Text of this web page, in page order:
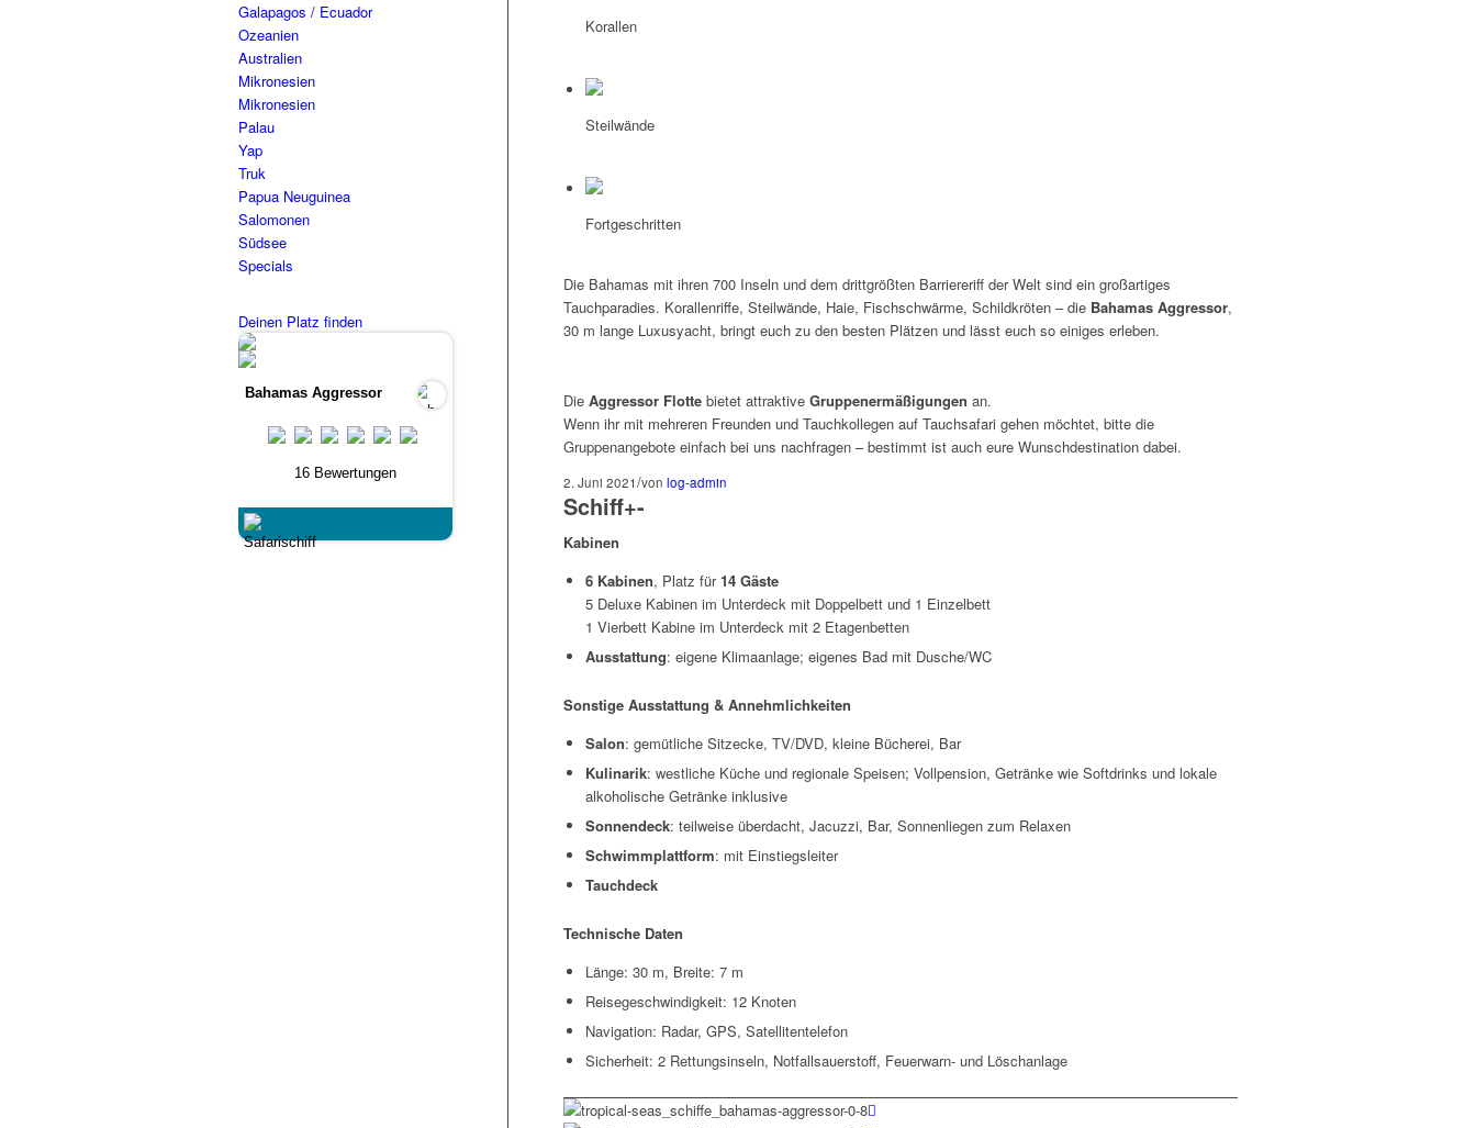
Korallen
Steilwände
Fortgeschritten
Die Bahamas mit ihren 700 Inseln und dem drittgrößten Barriereriff der Welt sind ein großartiges
Tauchparadies. Korallenriffe, Steilwände, Haie, Fischschwärme, Schildkröten – die Bahamas Aggressor,
30 m lange Luxusyacht, bringt euch zu den besten Plätzen und lässt euch so einiges erleben.
Die Aggressor Flottebietet attraktive Gruppenermäßigungen an.
Wenn ihr mit mehreren Freunden und Tauchkollegen auf Tauchsafari gehen möchtet, bitte die
Gruppenangebote einfach bei uns nachfragen – bestimmt ist auch eure Wunschdestination dabei.
2. Juni 2021/von log-admin
Schiff+-
Kabinen
6 Kabinen, Platz für 14 Gäste
5 Deluxe Kabinen im Unterdeck mit Doppelbett und 1 Einzelbett
1 Vierbett Kabine im Unterdeck mit 2 Etagenbetten
Ausstattung: eigene Klimaanlage; eigenes Bad mit Dusche/WC
Sonstige Ausstattung & Annehmlichkeiten
Salon: gemütliche Sitzecke, TV/DVD, kleine Bücherei, Bar
Kulinarik: westliche Küche und regionale Speisen; Vollpension, Getränke wie Softdrinks und lokale
alkoholische Getränke inklusive
Sonnendeck: teilweise überdacht, Jacuzzi, Bar, Sonnenliegen zum Relaxen
Schwimmplattform: mit Einstiegsleiter
Tauchdeck
Technische Daten
Länge: 30 m, Breite: 7 m
Reisegeschwindigkeit: 12 Knoten
Navigation: Radar, GPS, Satellitentelefon
Sicherheit: 2 Rettungsinseln, Notfallsauerstoff, Feuerwarn- und Löschanlage
Galapagos / Ecuador
Ozeanien
Australien
Mikronesien
Mikronesien
Palau
Yap
Truk
Papua Neuguinea
Salomonen
Südsee
Specials
Deinen Platz finden
Bahamas Aggressor
16 Bewertungen